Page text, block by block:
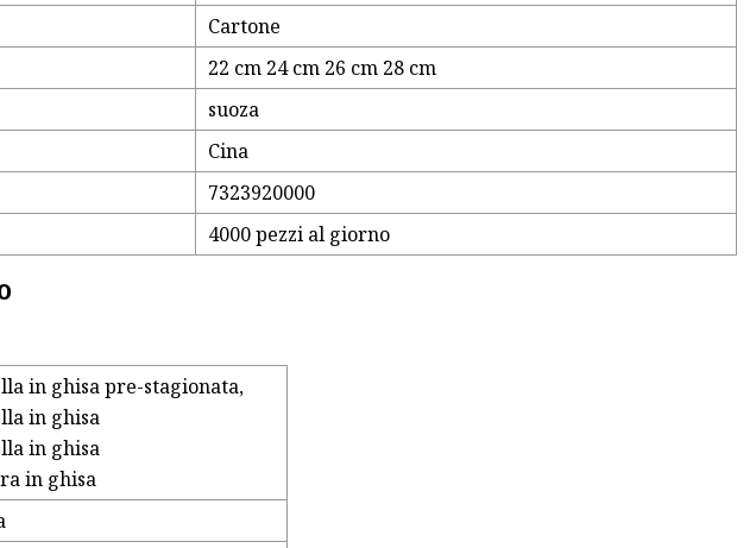
Cartone
22 cm 24 cm 26 cm 28 cm
suoza
Cina
7323920000
4000 pezzi al giorno
in ghisa pre-stagionata,
in ghisa
in ghisa
in ghisa